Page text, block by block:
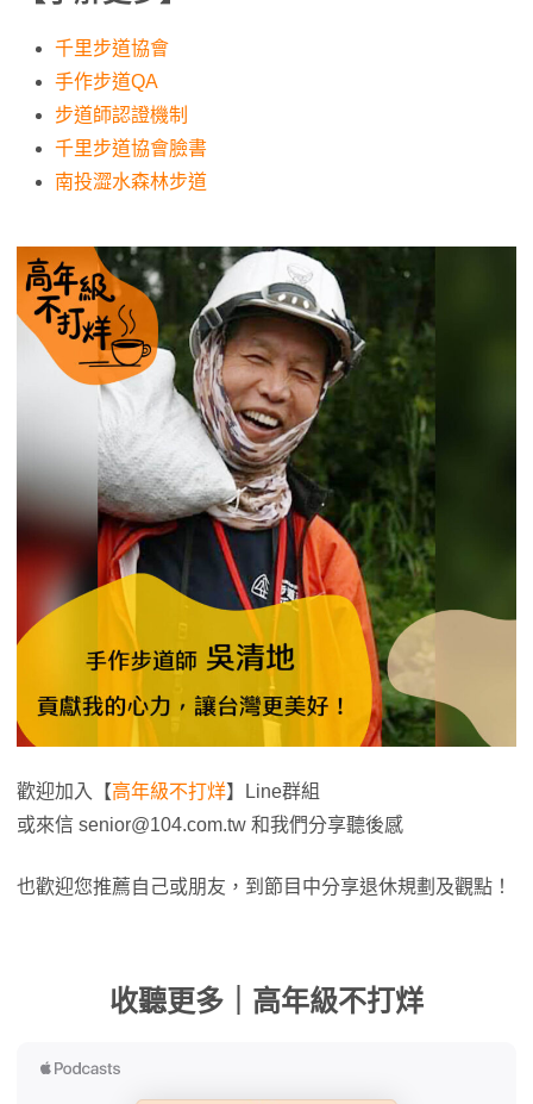
千里步道協會
手作步道QA
步道師認證機制
千里步道協會臉書
南投澀水森林步道
歡迎加入【高年級不打烊】Line群組
或來信 senior@104.com.tw 和我們分享聽後感
也歡迎您推薦自己或朋友，到節目中分享退休規劃及觀點！
收聽更多｜高年級不打烊